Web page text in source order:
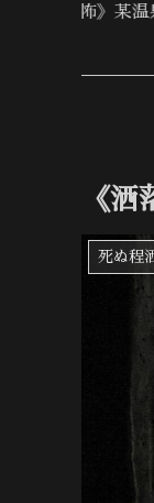
《洒落
《
死ぬ程